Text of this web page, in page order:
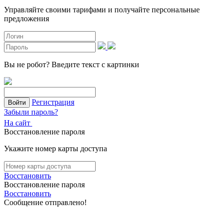
Управляйте своими тарифами и получайте персональные
предложения
Вы не робот? Введите текст с картинки
Войти
Регистрация
Забыли пароль?
На сайт
Восстановление пароля
Укажите номер карты доступа
Восстановить
Восстановление пароля
Восстановить
Сообщение отправлено!